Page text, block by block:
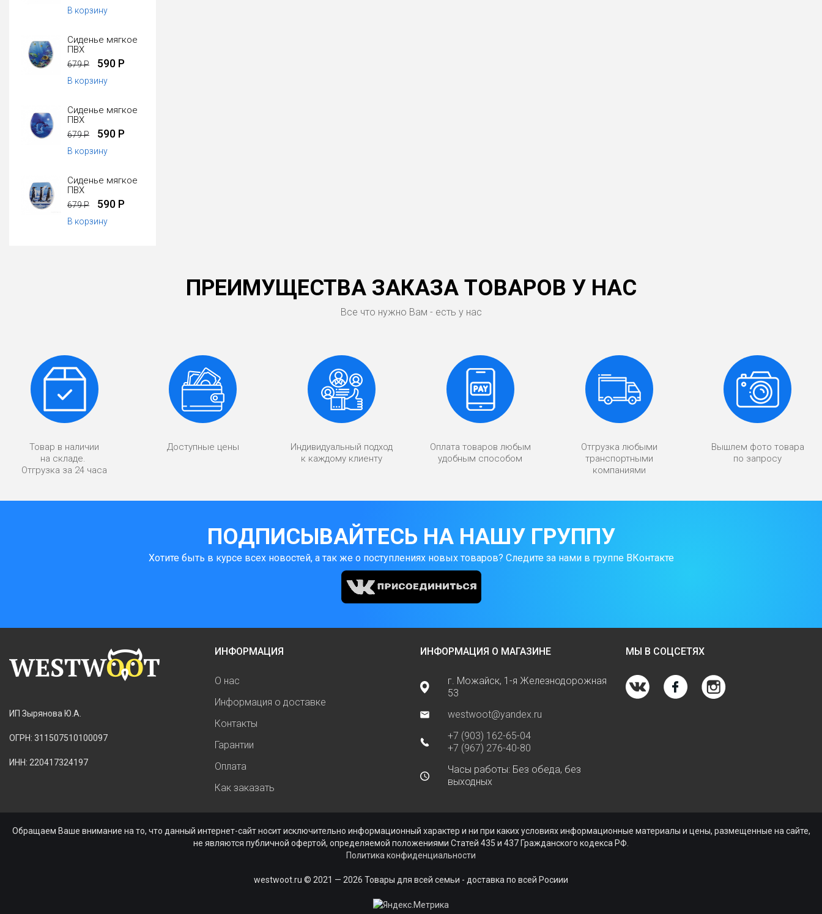
В корзину
Сиденье мягкое
ПВХ
679 Р 590 Р
В корзину
Сиденье мягкое
ПВХ
679 Р 590 Р
В корзину
Сиденье мягкое
ПВХ
679 Р 590 Р
В корзину
ПРЕИМУЩЕСТВА ЗАКАЗА ТОВАРОВ У НАС
Все что нужно Вам - есть у нас
Товар в наличии
на складе.
Отгрузка за 24 часа
Доступные цены
Индивидуальный подход
к каждому клиенту
Оплата товаров любым
удобным способом
Отгрузка любыми
транспортными
компаниями
Вышлем фото товара
по запросу
ПОДПИСЫВАЙТЕСЬ НА НАШУ ГРУППУ
Хотите быть в курсе всех новостей, а так же о поступлениях новых товаров? Следите за нами в группе ВКонтакте
ИП Зырянова Ю.А.
ОГРН: 311507510100097
ИНН: 220417324197
ИНФОРМАЦИЯ
О нас
Информация о доставке
Контакты
Гарантии
Оплата
Как заказать
ИНФОРМАЦИЯ О МАГАЗИНЕ
г. Можайск, 1-я Железнодорожная
53
westwoot@yandex.ru
+7 (903) 162-65-04
+7 (967) 276-40-80
Часы работы: Без обеда, без
выходных
МЫ В СОЦСЕТЯХ
Обращаем Ваше внимание на то, что данный интернет-сайт носит исключительно информационный характер и ни при каких условиях информационные материалы и цены, размещенные на сайте,
не являются публичной офертой, определяемой положениями Статей 435 и 437 Гражданского кодекса РФ.
Политика конфиденциальности
westwoot.ru © 2021 — 2026 Товары для всей семьи - доставка по всей Росиии